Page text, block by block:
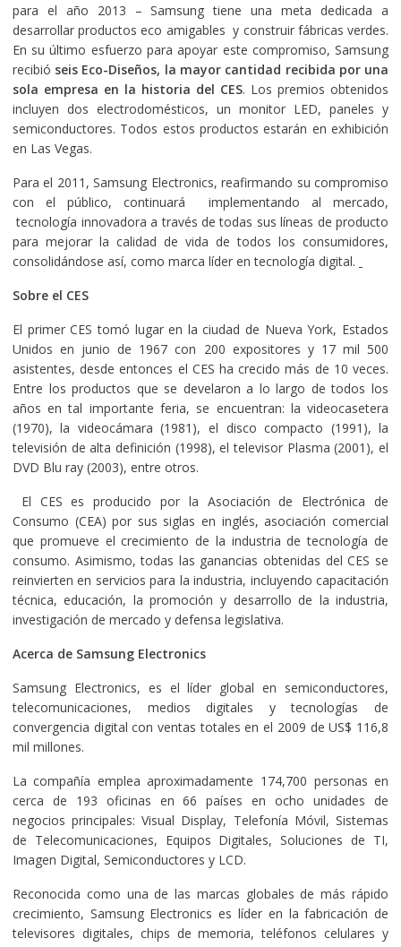
para el año 2013 – Samsung tiene una meta dedicada a
desarrollar productos eco amigables y construir fábricas verdes.
En su último esfuerzo para apoyar este compromiso, Samsung
recibió seis Eco-Diseños, la mayor cantidad recibida por una
sola empresa en la historia del CES. Los premios obtenidos
incluyen dos electrodomésticos, un monitor LED, paneles y
semiconductores. Todos estos productos estarán en exhibición
en Las Vegas.
Para el 2011, Samsung Electronics, reafirmando su compromiso
con el público, continuará implementando al mercado,
tecnología innovadora a través de todas sus líneas de producto
para mejorar la calidad de vida de todos los consumidores,
consolidándose así, como marca líder en tecnología digital.
Sobre el CES
El primer CES tomó lugar en la ciudad de Nueva York, Estados
Unidos en junio de 1967 con 200 expositores y 17 mil 500
asistentes, desde entonces el CES ha crecido más de 10 veces.
Entre los productos que se develaron a lo largo de todos los
años en tal importante feria, se encuentran: la videocasetera
(1970), la videocámara (1981), el disco compacto (1991), la
televisión de alta definición (1998), el televisor Plasma (2001), el
DVD Blu ray (2003), entre otros.
El CES es producido por la Asociación de Electrónica de
Consumo (CEA) por sus siglas en inglés, asociación comercial
que promueve el crecimiento de la industria de tecnología de
consumo. Asimismo, todas las ganancias obtenidas del CES se
reinvierten en servicios para la industria, incluyendo capacitación
técnica, educación, la promoción y desarrollo de la industria,
investigación de mercado y defensa legislativa.
Acerca de Samsung Electronics
Samsung Electronics, es el líder global en semiconductores,
telecomunicaciones, medios digitales y tecnologías de
convergencia digital con ventas totales en el 2009 de US$ 116,8
mil millones.
La compañía emplea aproximadamente 174,700 personas en
cerca de 193 oficinas en 66 países en ocho unidades de
negocios principales: Visual Display, Telefonía Móvil, Sistemas
de Telecomunicaciones, Equipos Digitales, Soluciones de TI,
Imagen Digital, Semiconductores y LCD.
Reconocida como una de las marcas globales de más rápido
crecimiento, Samsung Electronics es líder en la fabricación de
televisores digitales, chips de memoria, teléfonos celulares y